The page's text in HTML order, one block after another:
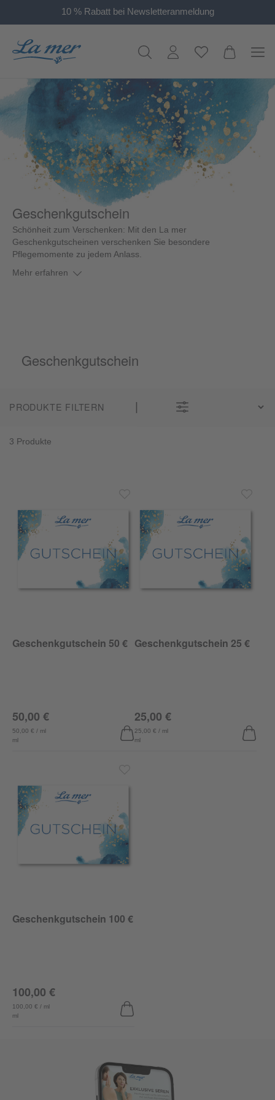
10 % Rabatt bei Newsletteranmeldung
Geschenkgutschein
Schönheit zum Verschenken: Mit den La mer
Geschenkgutscheinen verschenken Sie besondere
Pflegemomente zu jedem Anlass.
Mehr erfahren
Geschenkgutschein
PRODUKTE FILTERN
3 Produkte
Geschenkgutschein 50 €
ml
50,00 € / ml
50,00 €
Geschenkgutschein 25 €
ml
25,00 € / ml
25,00 €
Geschenkgutschein 100 €
ml
100,00 € / ml
100,00 €